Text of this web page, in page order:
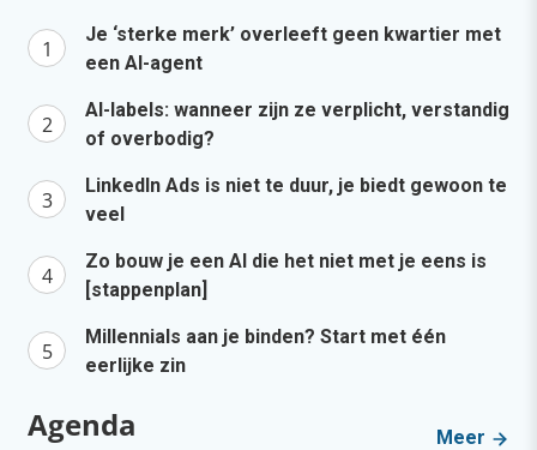
Je ‘sterke merk’ overleeft geen kwartier met
een AI-agent
AI-labels: wanneer zijn ze verplicht, verstandig
of overbodig?
LinkedIn Ads is niet te duur, je biedt gewoon te
veel
Zo bouw je een AI die het niet met je eens is
[stappenplan]
Millennials aan je binden? Start met één
eerlijke zin
Agenda Meer